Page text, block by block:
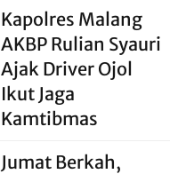
Kapolres Malang
AKBP Rulian Syauri
Ajak Driver Ojol
Ikut Jaga
Kamtibmas
Jumat Berkah,